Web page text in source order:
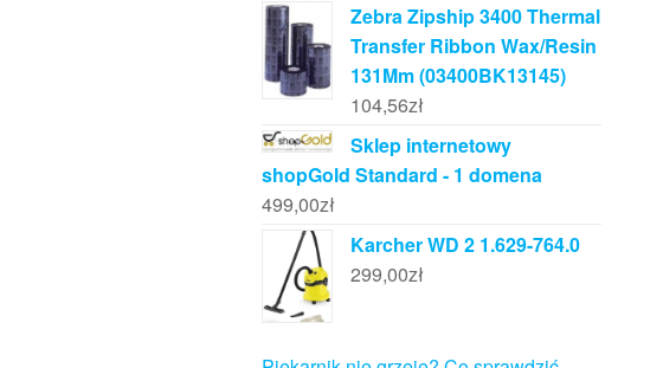
Zebra Zipship 3400 Thermal
Transfer Ribbon Wax/Resin
131Mm (03400BK13145)
104,56zł
Sklep internetowy
shopGold Standard - 1 domena
499,00zł
Karcher WD 2 1.629-764.0
299,00zł